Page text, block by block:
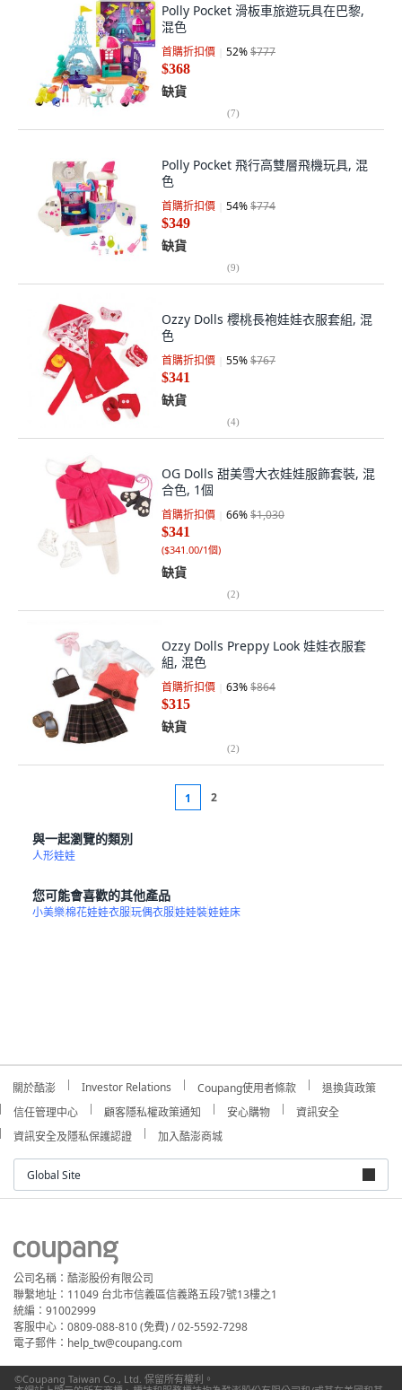
Polly Pocket 滑板車旅遊玩具在巴黎,
混色
首購折扣價 52%$777
$368
缺貨
(7)
Polly Pocket 飛行高雙層飛機玩具, 混
色
首購折扣價 54%$774
$349
缺貨
(9)
Ozzy Dolls 櫻桃長袍娃娃衣服套組, 混
色
首購折扣價 55%$767
$341
缺貨
(4)
OG Dolls 甜美雪大衣娃娃服飾套裝, 混
合色, 1個
首購折扣價 66%$1,030
$341
($341.00/1個)
缺貨
(2)
Ozzy Dolls Preppy Look 娃娃衣服套
組, 混色
首購折扣價 63%$864
$315
缺貨
(2)
1 2
與一起瀏覽的類別
人形娃娃
您可能會喜歡的其他產品
小美樂棉花娃娃衣服玩偶衣服娃娃裝娃娃床
關於酷澎 Investor Relations Coupang使用者條款
退換貨政策
信任管理中心
顧客隱私權政策通知 安心購物
資訊安全
資訊安全及隱私保護認證
加入酷澎商城
Global Site
公司名稱：酷澎股份有限公司
聯繫地址：11049 台北市信義區信義路五段7號13樓之1
統編：91002999
客服中心：0809-088-810 (免費) / 02-5592-7298
電子郵件：help_tw@coupang.com
©Coupang Taiwan Co., Ltd. 保留所有權利。